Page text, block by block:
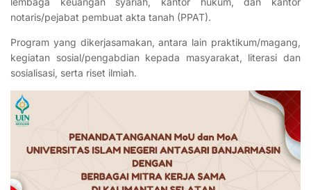
notaris/pejabat pembuat akta tanah (PPAT).
Program yang dikerjasamakan, antara lain praktikum/magang,
kegiatan sosial/pengabdian kepada masyarakat, literasi dan
sosialisasi, serta riset ilmiah.